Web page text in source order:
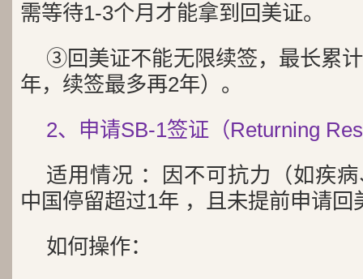
需等待1-3个月才能拿到回美证。
③回美证不能无限续签，最长累
年，续签最多再2年）。
2、申请SB-1签证（Returning
适用情况 ：因不可抗力（如疾
中国停留超过1年 ，且未提前申请回
如何操作：